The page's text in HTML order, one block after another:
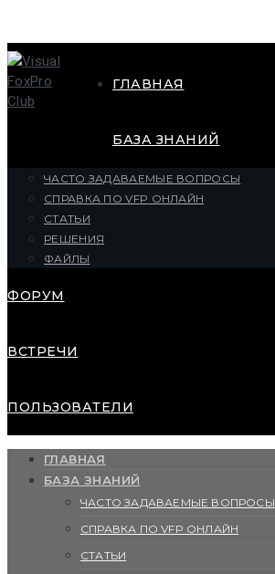
ГЛАВНАЯ
БАЗА ЗНАНИЙ
ЧАСТО ЗАДАВАЕМЫЕ ВОПРОСЫ
СПРАВКА ПО VFP ОНЛАЙН
СТАТЬИ
РЕШЕНИЯ
ФАЙЛЫ
ФОРУМ
ВСТРЕЧИ
ПОЛЬЗОВАТЕЛИ
ГЛАВНАЯ
БАЗА ЗНАНИЙ
ЧАСТО ЗАДАВАЕМЫЕ ВОПРОСЫ
СПРАВКА ПО VFP ОНЛАЙН
СТАТЬИ